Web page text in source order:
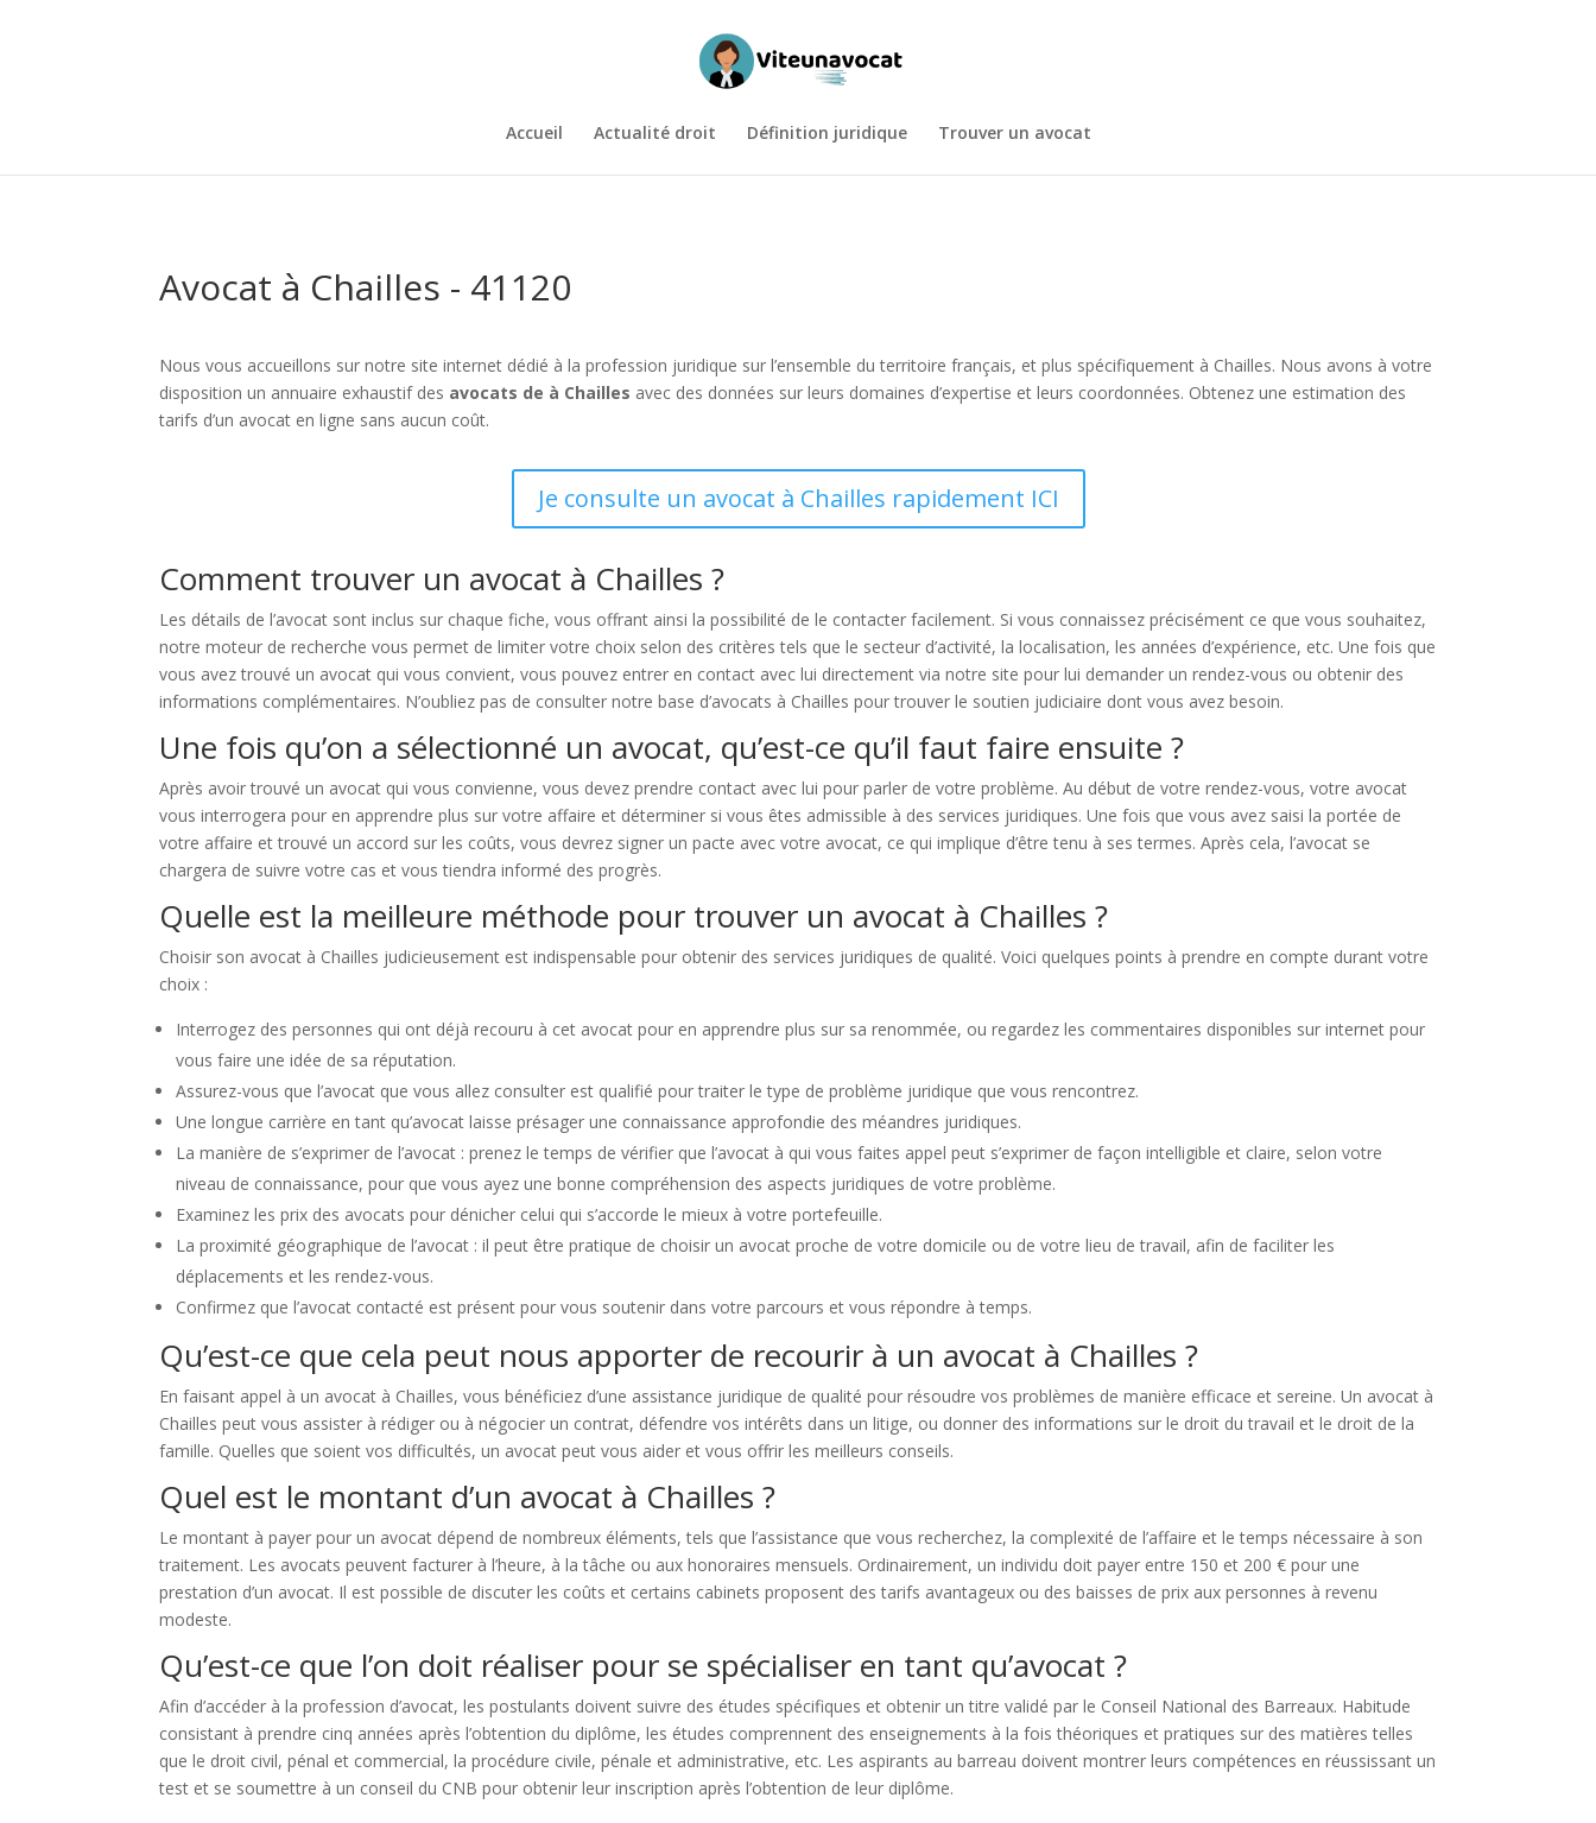
Accueil Actualité droit Définition juridique Trouver un avocat
Avocat à Chailles - 41120
Nous vous accueillons sur notre site internet dédié à la profession juridique sur l’ensemble du territoire français, et plus spécifiquement à Chailles. Nous avons à votre
disposition un annuaire exhaustif des avocats de à Chailles avec des données sur leurs domaines d’expertise et leurs coordonnées. Obtenez une estimation des
tarifs d’un avocat en ligne sans aucun coût.
Je consulte un avocat à Chailles rapidement ICI
Comment trouver un avocat à Chailles ?
Les détails de l’avocat sont inclus sur chaque fiche, vous offrant ainsi la possibilité de le contacter facilement. Si vous connaissez précisément ce que vous souhaitez,
notre moteur de recherche vous permet de limiter votre choix selon des critères tels que le secteur d’activité, la localisation, les années d’expérience, etc. Une fois que
vous avez trouvé un avocat qui vous convient, vous pouvez entrer en contact avec lui directement via notre site pour lui demander un rendez-vous ou obtenir des
informations complémentaires. N’oubliez pas de consulter notre base d’avocats à Chailles pour trouver le soutien judiciaire dont vous avez besoin.
Une fois qu’on a sélectionné un avocat, qu’est-ce qu’il faut faire ensuite ?
Après avoir trouvé un avocat qui vous convienne, vous devez prendre contact avec lui pour parler de votre problème. Au début de votre rendez-vous, votre avocat
vous interrogera pour en apprendre plus sur votre affaire et déterminer si vous êtes admissible à des services juridiques. Une fois que vous avez saisi la portée de
votre affaire et trouvé un accord sur les coûts, vous devrez signer un pacte avec votre avocat, ce qui implique d’être tenu à ses termes. Après cela, l’avocat se
chargera de suivre votre cas et vous tiendra informé des progrès.
Quelle est la meilleure méthode pour trouver un avocat à Chailles ?
Choisir son avocat à Chailles judicieusement est indispensable pour obtenir des services juridiques de qualité. Voici quelques points à prendre en compte durant votre
choix :
Interrogez des personnes qui ont déjà recouru à cet avocat pour en apprendre plus sur sa renommée, ou regardez les commentaires disponibles sur internet pour
vous faire une idée de sa réputation.
Assurez-vous que l’avocat que vous allez consulter est qualifié pour traiter le type de problème juridique que vous rencontrez.
Une longue carrière en tant qu’avocat laisse présager une connaissance approfondie des méandres juridiques.
La manière de s’exprimer de l’avocat : prenez le temps de vérifier que l’avocat à qui vous faites appel peut s’exprimer de façon intelligible et claire, selon votre
niveau de connaissance, pour que vous ayez une bonne compréhension des aspects juridiques de votre problème.
Examinez les prix des avocats pour dénicher celui qui s’accorde le mieux à votre portefeuille.
La proximité géographique de l’avocat : il peut être pratique de choisir un avocat proche de votre domicile ou de votre lieu de travail, afin de faciliter les
déplacements et les rendez-vous.
Confirmez que l’avocat contacté est présent pour vous soutenir dans votre parcours et vous répondre à temps.
Qu’est-ce que cela peut nous apporter de recourir à un avocat à Chailles ?
En faisant appel à un avocat à Chailles, vous bénéficiez d’une assistance juridique de qualité pour résoudre vos problèmes de manière efficace et sereine. Un avocat à
Chailles peut vous assister à rédiger ou à négocier un contrat, défendre vos intérêts dans un litige, ou donner des informations sur le droit du travail et le droit de la
famille. Quelles que soient vos difficultés, un avocat peut vous aider et vous offrir les meilleurs conseils.
Quel est le montant d’un avocat à Chailles ?
Le montant à payer pour un avocat dépend de nombreux éléments, tels que l’assistance que vous recherchez, la complexité de l’affaire et le temps nécessaire à son
traitement. Les avocats peuvent facturer à l’heure, à la tâche ou aux honoraires mensuels. Ordinairement, un individu doit payer entre 150 et 200 € pour une
prestation d’un avocat. Il est possible de discuter les coûts et certains cabinets proposent des tarifs avantageux ou des baisses de prix aux personnes à revenu
modeste.
Qu’est-ce que l’on doit réaliser pour se spécialiser en tant qu’avocat ?
Afin d’accéder à la profession d’avocat, les postulants doivent suivre des études spécifiques et obtenir un titre validé par le Conseil National des Barreaux. Habitude
consistant à prendre cinq années après l’obtention du diplôme, les études comprennent des enseignements à la fois théoriques et pratiques sur des matières telles
que le droit civil, pénal et commercial, la procédure civile, pénale et administrative, etc. Les aspirants au barreau doivent montrer leurs compétences en réussissant un
test et se soumettre à un conseil du CNB pour obtenir leur inscription après l’obtention de leur diplôme.